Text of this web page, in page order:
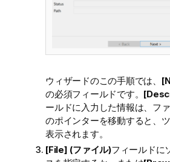
ウィザードのこの手順では、
の必須フィールドです。
ールドに入力した情報は、フ
のポインターを移動すると、
表示されます。
[File] (ファイル)フィールドに